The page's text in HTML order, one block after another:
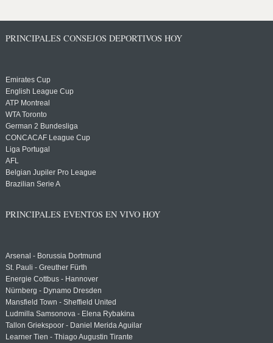
PRINCIPALES CONSEJOS DEPORTIVOS HOY
Emirates Cup
English League Cup
ATP Montreal
WTA Toronto
German 2 Bundesliga
CONCACAF League Cup
Liga Portugal
AFL
Belgian Jupiler Pro League
Brazilian Serie A
PRINCIPALES EVENTOS EN VIVO HOY
Arsenal - Borussia Dortmund
St. Pauli - Greuther Fürth
Energie Cottbus - Hannover
Nürnberg - Dynamo Dresden
Mansfield Town - Sheffield United
Ludmilla Samsonova - Elena Rybakina
Tallon Griekspoor - Daniel Merida Aguilar
Learner Tien - Thiago Augustin Tirante